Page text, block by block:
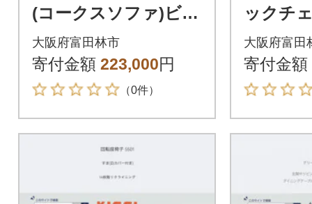
(コークスソファ)ビン
テージ ダークブラウ
ン【SWOF】
大阪府富田林市
寄付金額 223,000円
（0件）
ックチ
ー脚 ヘ
イトブ
F】
大阪府富田
寄付金額